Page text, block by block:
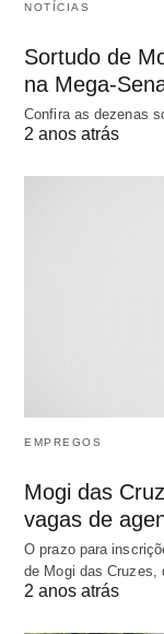
NOTÍCIAS
Sortudo de
na Mega-
Confira as dezenas
2 anos atrás
EMPREGOS
Mogi das
vagas de
O prazo para
de Mogi das Cruzes,
2 anos atrás